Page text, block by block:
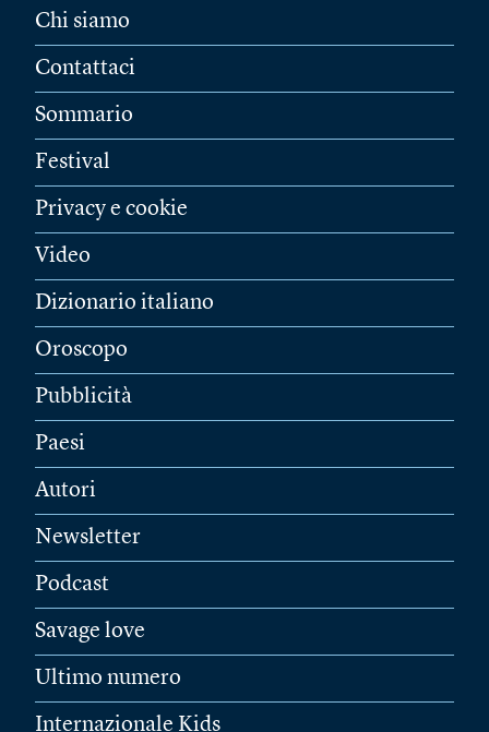
Chi siamo
Contattaci
Sommario
Festival
Privacy e cookie
Video
Dizionario italiano
Oroscopo
Pubblicità
Paesi
Autori
Newsletter
Podcast
Savage love
Ultimo numero
Internazionale Kids